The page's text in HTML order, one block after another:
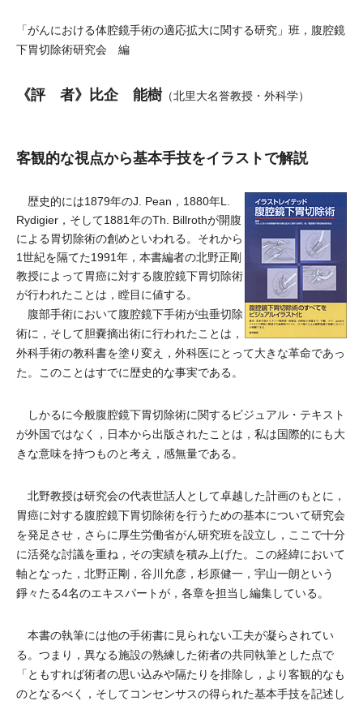
「がんにおける体腔鏡手術の適応拡大に関する研究」班，腹腔鏡
下胃切除術研究会 編
《評 者》比企 能樹（北里大名誉教授・外科学）
客観的な視点から基本手技をイラストで解説
歴史的には1879年のJ. Pean，1880年L.
Rydigier，そして1881年のTh. Billrothが開腹
による胃切除術の創めといわれる。それから
1世紀を隔てた1991年，本書編者の北野正剛
教授によって胃癌に対する腹腔鏡下胃切除術
が行われたことは，瞠目に値する。
腹部手術において腹腔鏡下手術が虫垂切除
術に，そして胆嚢摘出術に行われたことは，
外科手術の教科書を塗り変え，外科医にとって大きな革命であっ
た。このことはすでに歴史的な事実である。
しかるに今般腹腔鏡下胃切除術に関するビジュアル・テキスト
が外国ではなく，日本から出版されたことは，私は国際的にも大
きな意味を持つものと考え，感無量である。
北野教授は研究会の代表世話人として卓越した計画のもとに，
胃癌に対する腹腔鏡下胃切除術を行うための基本について研究会
を発足させ，さらに厚生労働省がん研究班を設立し，ここで十分
に活発な討議を重ね，その実績を積み上げた。この経緯において
軸となった，北野正剛，谷川允彦，杉原健一，宇山一朗という
錚々たる4名のエキスパートが，各章を担当し編集している。
本書の執筆には他の手術書に見られない工夫が凝らされてい
る。つまり，異なる施設の熟練した術者の共同執筆とした点で
「ともすれば術者の思い込みや隔たりを排除し，より客観的なも
のとなるべく，そしてコンセンサスの得られた基本手技を記述し